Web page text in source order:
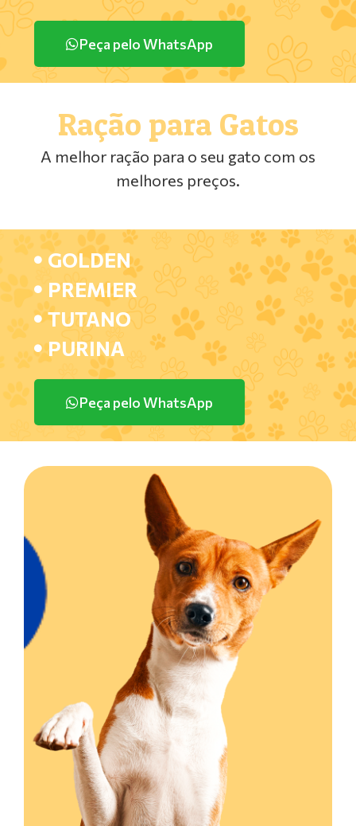
Peça pelo WhatsApp
Ração para Gatos
A melhor ração para o seu gato com os
melhores preços.
GOLDEN
PREMIER
TUTANO
PURINA
Peça pelo WhatsApp